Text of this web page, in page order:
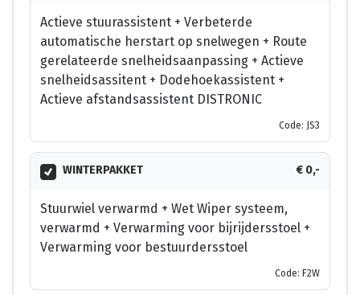
Actieve stuurassistent + Verbeterde
automatische herstart op snelwegen + Route
gerelateerde snelheidsaanpassing + Actieve
snelheidsassitent + Dodehoekassistent +
Actieve afstandsassistent DISTRONIC
Code: JS3
WINTERPAKKET € 0,-
Stuurwiel verwarmd + Wet Wiper systeem,
verwarmd + Verwarming voor bijrijdersstoel +
Verwarming voor bestuurdersstoel
Code: F2W